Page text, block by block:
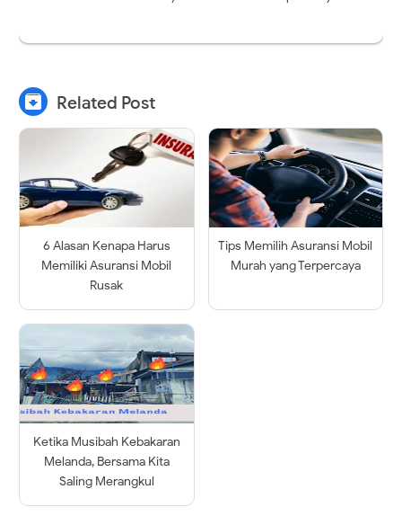
 Related Post
6 Alasan Kenapa Harus
Memiliki Asuransi Mobil
Rusak
Tips Memilih Asuransi Mobil
Murah yang Terpercaya
Ketika Musibah Kebakaran
Melanda, Bersama Kita
Saling Merangkul